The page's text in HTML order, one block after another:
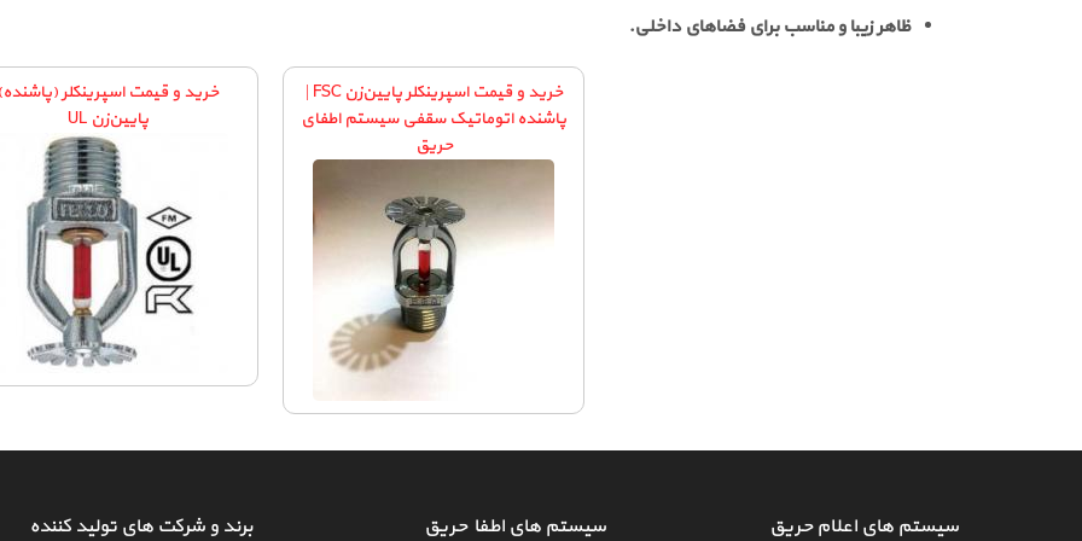
ظاهر زیبا و مناسب برای فضاهای داخلی.
خرید و قیمت اسپرینکلر پایین‌زن FSC |
پاشنده اتوماتیک سقفی سیستم اطفای
حریق
خرید و قیمت اسپرینکلر
پایین‌زن UL
سیستم های اعلام حریق سیستم های اطفاءحریق برند و شرکت های تولید کننده